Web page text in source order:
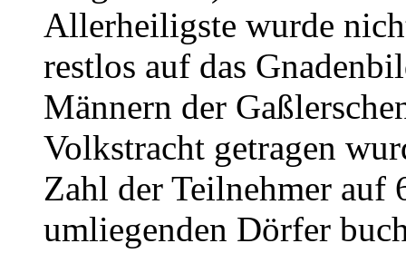
Allerheiligste wurde
restlos auf das
Männern der
Volkstracht getragen
Zahl der Teilnehmer auf
umliegenden Dörfer